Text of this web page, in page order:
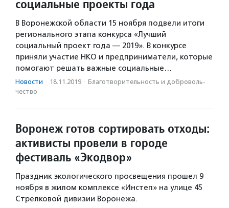
социальные проекты года
В Воронежской области 15 ноября подвели итоги
регионального этапа конкурса «Лучший
социальный проект года — 2019». В конкурсе
приняли участие НКО и предприниматели, которые
помогают решать важные социальные…
Новости · 18.11.2019 · Благотвори­тель­ность и доброволь­
чест­во
Воронеж готов сортировать отходы:
активисты провели в городе
фестиваль «Экодвор»
Праздник экологического просвещения прошел 9
ноября в жилом комплексе «Инстеп» на улице 45
Стрелковой дивизии Воронежа.